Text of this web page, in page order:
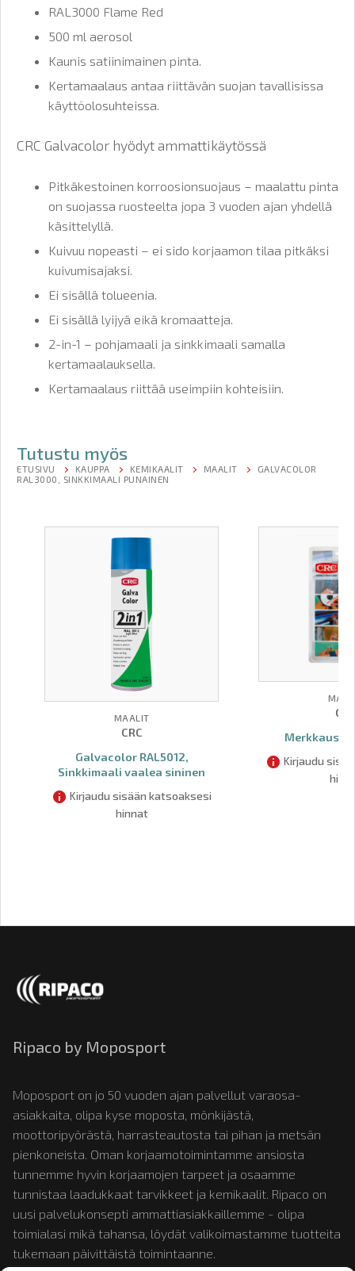
RAL3000 Flame Red
500 ml aerosol
Kaunis satiinimainen pinta.
Kertamaalaus antaa riittävän suojan tavallisissa
käyttöolosuhteissa.
CRC Galvacolor hyödyt ammattikäytössä
Pitkäkestoinen korroosionsuojaus – maalattu pinta
on suojassa ruosteelta jopa 3 vuoden ajan yhdellä
käsittelyllä.
Kuivuu nopeasti – ei sido korjaamon tilaa pitkäksi
kuivumisajaksi.
Ei sisällä tolueenia.
Ei sisällä lyijyä eikä kromaatteja.
2-in-1 – pohjamaali ja sinkkimaali samalla
kertamaalauksella.
Kertamaalaus riittää useimpiin kohteisiin.
Tutustu myös
ETUSIVU KAUPPA KEMIKAALIT MAALIT
GALVACOLOR
RAL3000, SINKKIMAALI PUNAINEN
MAALIT
CRC
Galvacolor RAL5012,
Sinkkimaali vaalea sininen
Kirjaudu sisään katsoaksesi
hinnat
Kirjaudu
Ripaco by Moposport
Moposport on jo 50 vuoden ajan palvellut varaosa-
asiakkaita, olipa kyse moposta, mönkijästä,
moottoripyörästä, harrasteautosta tai pihan ja metsän
pienkoneista. Oman korjaamotoimintamme ansiosta
tunnemme hyvin korjaamojen tarpeet ja osaamme
tunnistaa laadukkaat tarvikkeet ja kemikaalit. Ripaco on
uusi palvelukonsepti ammattiasiakkaillemme - olipa
toimialasi mikä tahansa, löydät valikoimastamme tuotteita
tukemaan päivittäistä toimintaanne.